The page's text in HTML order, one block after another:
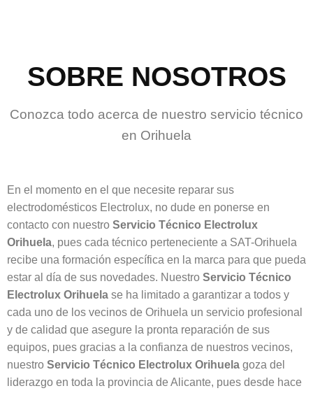
SOBRE NOSOTROS
Conozca todo acerca de nuestro servicio técnico
en Orihuela
En el momento en el que necesite reparar sus
electrodomésticos Electrolux, no dude en ponerse en
contacto con nuestro Servicio Técnico Electrolux
Orihuela, pues cada técnico perteneciente a SAT-Orihuela
recibe una formación específica en la marca para que pueda
estar al día de sus novedades. Nuestro Servicio Técnico
Electrolux Orihuela se ha limitado a garantizar a todos y
cada uno de los vecinos de Orihuela un servicio profesional
y de calidad que asegure la pronta reparación de sus
equipos, pues gracias a la confianza de nuestros vecinos,
nuestro Servicio Técnico Electrolux Orihuela goza del
liderazgo en toda la provincia de Alicante, pues desde hace